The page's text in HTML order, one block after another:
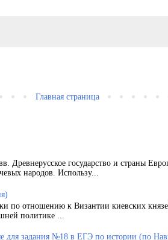
Главная страница
Древнерусское государство и страны
народов. Использу...
по отношению к Византии киевских
политике ...
для задания №18 в ЕГЭ по истории (по